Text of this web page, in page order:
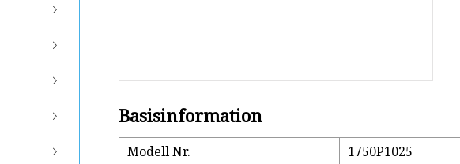
Basisinformation
Modell Nr.
1750P1025